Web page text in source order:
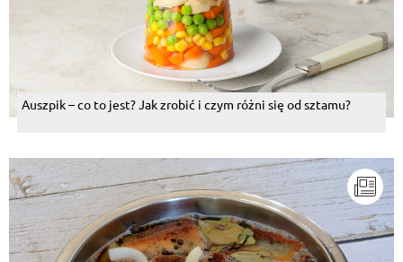
Auszpik – co to jest? Jak zrobić i czym różni się od sztamu?